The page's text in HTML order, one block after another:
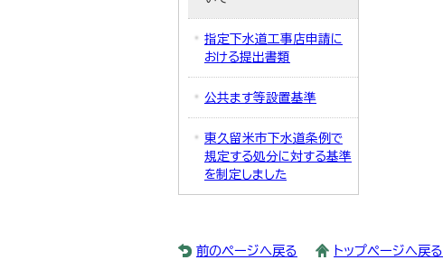
指定下水道工事店申請に
おける提出書類
公共ます等設置基準
東久留米市下水道条例で
規定する処分に対する基準
を制定しました
前のページへ戻る トップページへ戻る